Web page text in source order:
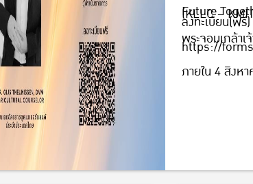
(KLLC –
พระจอมเกล้า
Future
ลงทะเบียน(ฟ
https://
ภายใน 4 สิงห